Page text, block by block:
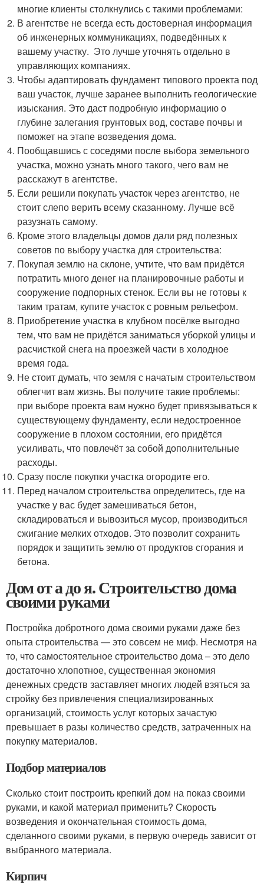
многие клиенты столкнулись с такими проблемами:
В агентстве не всегда есть достоверная информация
об инженерных коммуникациях, подведённых к
вашему участку. Это лучше уточнять отдельно в
управляющих компаниях.
Чтобы адаптировать фундамент типового проекта под
ваш участок, лучше заранее выполнить геологические
изыскания. Это даст подробную информацию о
глубине залегания грунтовых вод, составе почвы и
поможет на этапе возведения дома.
Пообщавшись с соседями после выбора земельного
участка, можно узнать много такого, чего вам не
расскажут в агентстве.
Если решили покупать участок через агентство, не
стоит слепо верить всему сказанному. Лучше всё
разузнать самому.
Кроме этого владельцы домов дали ряд полезных
советов по выбору участка для строительства:
Покупая землю на склоне, учтите, что вам придётся
потратить много денег на планировочные работы и
сооружение подпорных стенок. Если вы не готовы к
таким тратам, купите участок с ровным рельефом.
Приобретение участка в клубном посёлке выгодно
тем, что вам не придётся заниматься уборкой улицы и
расчисткой снега на проезжей части в холодное
время года.
Не стоит думать, что земля с начатым строительством
облегчит вам жизнь. Вы получите такие проблемы:
при выборе проекта вам нужно будет привязываться к
существующему фундаменту, если недостроенное
сооружение в плохом состоянии, его придётся
усиливать, что повлечёт за собой дополнительные
расходы.
Сразу после покупки участка огородите его.
Перед началом строительства определитесь, где на
участке у вас будет замешиваться бетон,
складироваться и вывозиться мусор, производиться
сжигание мелких отходов. Это позволит сохранить
порядок и защитить землю от продуктов сгорания и
бетона.
Дом от а до я. Строительство дома
своими руками
Постройка добротного дома своими руками даже без
опыта строительства — это совсем не миф. Несмотря на
то, что самостоятельное строительство дома – это дело
достаточно хлопотное, существенная экономия
денежных средств заставляет многих людей взяться за
стройку без привлечения специализированных
организаций, стоимость услуг которых зачастую
превышает в разы количество средств, затраченных на
покупку материалов.
Подбор материалов
Сколько стоит построить крепкий дом на показ своими
руками, и какой материал применить? Скорость
возведения и окончательная стоимость дома,
сделанного своими руками, в первую очередь зависит от
выбранного материала.
Кирпич